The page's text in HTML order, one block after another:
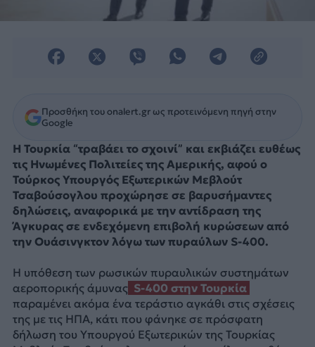
Προσθήκη του onalert.gr ως προτεινόμενη πηγή στην
Google
Η Τουρκία “τραβάει το σχοινί” και εκβιάζει ευθέως
τις Ηνωμένες Πολιτείες της Αμερικής, αφού ο
Τούρκος Υπουργός Εξωτερικών Μεβλούτ
Τσαβούσογλου προχώρησε σε βαρυσήμαντες
δηλώσεις, αναφορικά με την αντίδραση της
Άγκυρας σε ενδεχόμενη επιβολή κυρώσεων από
την Ουάσινγκτον λόγω των πυραύλων S-400.
Η υπόθεση των ρωσικών πυραυλικών συστημάτων
αεροπορικής άμυνας S-400 στην Τουρκία
παραμένει ακόμα ένα τεράστιο αγκάθι στις σχέσεις
της με τις ΗΠΑ, κάτι που φάνηκε σε πρόσφατη
δήλωση του Υπουργού Εξωτερικών της Τουρκίας